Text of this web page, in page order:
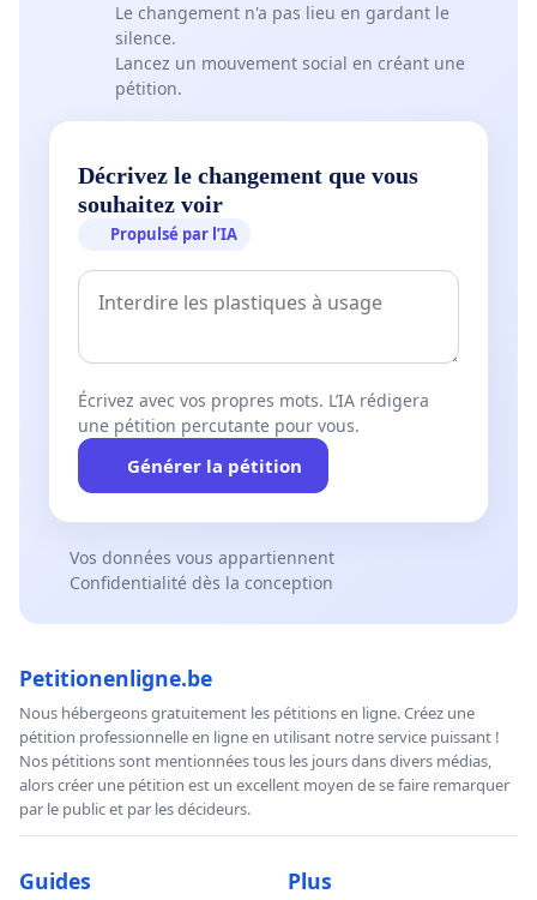
Le changement n'a pas lieu en gardant le
silence.
Lancez un mouvement social en créant une
pétition.
Décrivez le changement que vous
souhaitez voir
Propulsé par l’IA
Écrivez avec vos propres mots. L’IA rédigera
une pétition percutante pour vous.
Générer la pétition
Vos données vous appartiennent
Confidentialité dès la conception
Petitionenligne.be
Nous hébergeons gratuitement les pétitions en ligne. Créez une
pétition professionnelle en ligne en utilisant notre service puissant !
Nos pétitions sont mentionnées tous les jours dans divers médias,
alors créer une pétition est un excellent moyen de se faire remarquer
par le public et par les décideurs.
Guides Plus